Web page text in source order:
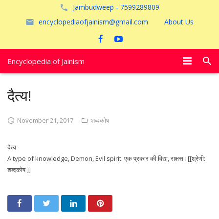
Jambudweep - 7599289809
encyclopediaofjainism@gmail.com
About Us
Encyclopedia of Jainism
अयोध्या
दैत्य!
November 21, 2017 शब्दकोष
दैत्य
A type of knowledge, Demon, Evil spirit. एक प्रकार की विद्या, राक्षस।[[श्रेणी:
शब्दकोष ]]